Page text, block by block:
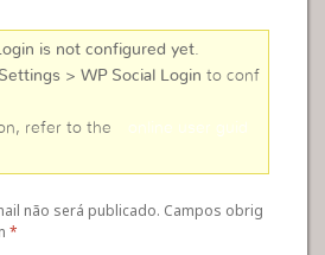
is not configured yet
Settings > WP Social Login to conf
refer to the
online user guid
não será publicado. Campos obrig
*